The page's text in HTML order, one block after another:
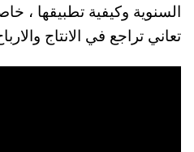
السنوية وكيفية تطبيقها ،
تعاني تراجع في الانتاج